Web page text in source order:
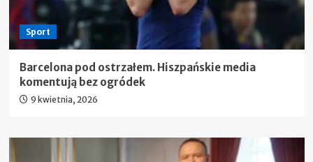
Sport
Barcelona pod ostrzałem. Hiszpańskie media
komentują bez ogródek
9 kwietnia, 2026